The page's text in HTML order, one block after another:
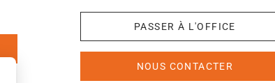
PASSER À L'OFFICE
NOUS CONTACTER